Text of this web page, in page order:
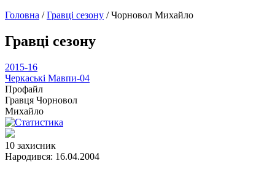
Головна /Гравці сезону /Чорновол Михайло
Гравці сезону
2015-16
Черкаські Мавпи-04
Профайл
Гравця Чорновол
Михайло
10 захисник
Народився: 16.04.2004